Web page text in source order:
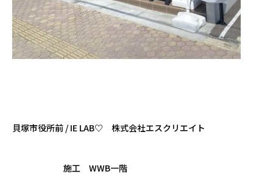
貝塚市役所前 / IE LAB♡ 株式会社エスクリエイト
施工 WWB一階